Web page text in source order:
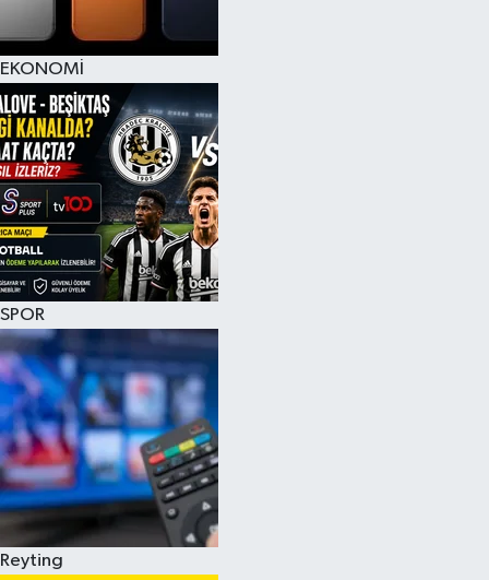
EKONOMİ
SPOR
Reyting